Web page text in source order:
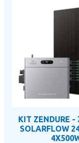
KIT ZENDURE -
SOLARFLOW